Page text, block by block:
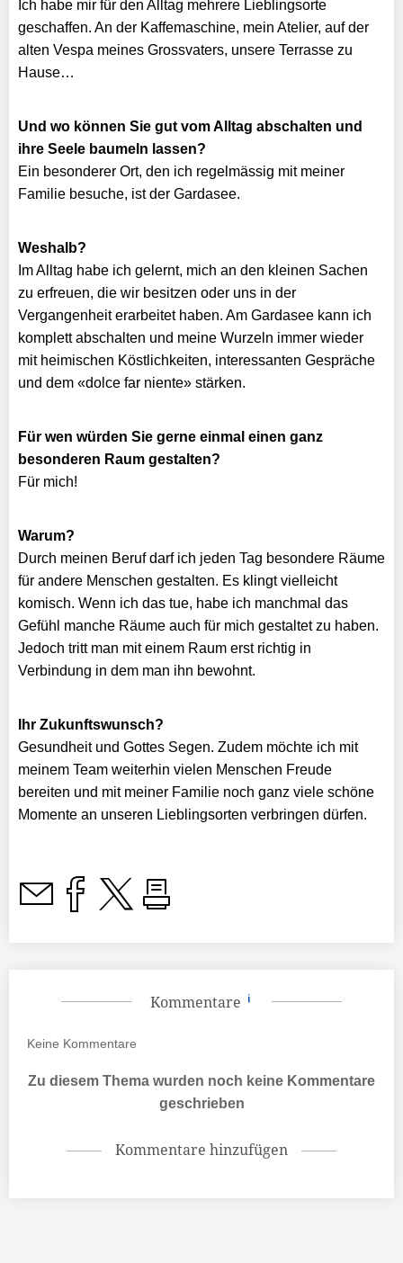
Ich habe mir für den Alltag mehrere Lieblingsorte
geschaffen. An der Kaffemaschine, mein Atelier, auf der
alten Vespa meines Grossvaters, unsere Terrasse zu
Hause…
Und wo können Sie gut vom Alltag abschalten und
ihre Seele baumeln lassen?
Ein besonderer Ort, den ich regelmässig mit meiner
Familie besuche, ist der Gardasee.
Weshalb?
Im Alltag habe ich gelernt, mich an den kleinen Sachen
zu erfreuen, die wir besitzen oder uns in der
Vergangenheit erarbeitet haben. Am Gardasee kann ich
komplett abschalten und meine Wurzeln immer wieder
mit heimischen Köstlichkeiten, interessanten Gespräche
und dem «dolce far niente» stärken.
Für wen würden Sie gerne einmal einen ganz
besonderen Raum gestalten?
Für mich!
Warum?
Durch meinen Beruf darf ich jeden Tag besondere Räume
für andere Menschen gestalten. Es klingt vielleicht
komisch. Wenn ich das tue, habe ich manchmal das
Gefühl manche Räume auch für mich gestaltet zu haben.
Jedoch tritt man mit einem Raum erst richtig in
Verbindung in dem man ihn bewohnt.
Ihr Zukunftswunsch?
Gesundheit und Gottes Segen. Zudem möchte ich mit
meinem Team weiterhin vielen Menschen Freude
bereiten und mit meiner Familie noch ganz viele schöne
Momente an unseren Lieblingsorten verbringen dürfen.
Kommentare
Keine Kommentare
Zu diesem Thema wurden noch keine Kommentare
geschrieben
Kommentare hinzufügen